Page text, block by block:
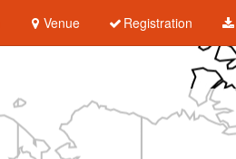
Venue Registration